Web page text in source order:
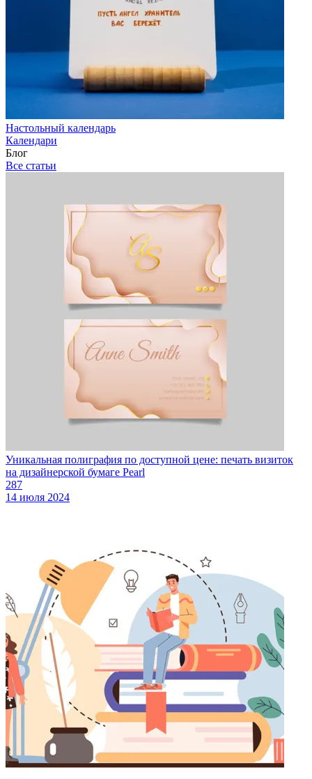
Настольный календарь
Календари
Блог
Все статьи
Уникальная полиграфия по доступной цене: печать визиток
на дизайнерской бумаге Pearl
287
14 июля 2024